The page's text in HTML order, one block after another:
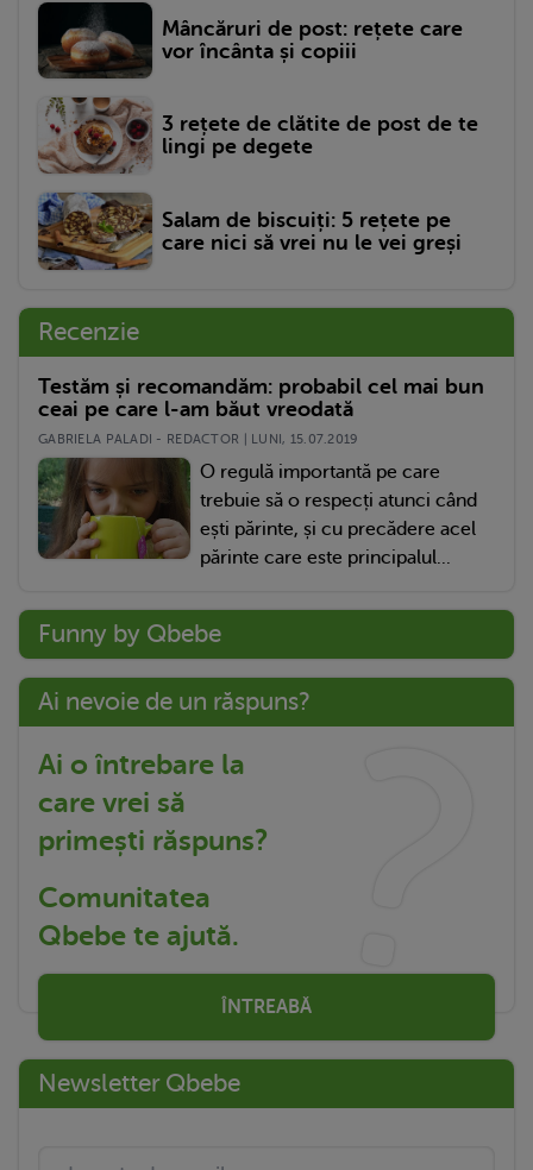
Mâncăruri de post: rețete care
vor încânta și copiii
3 rețete de clătite de post de te
lingi pe degete
Salam de biscuiți: 5 rețete pe
care nici să vrei nu le vei greși
Recenzie
Testăm și recomandăm: probabil cel mai bun
ceai pe care l-am băut vreodată
GABRIELA PALADI - REDACTOR | LUNI, 15.07.2019
O regulă importantă pe care
trebuie să o respecți atunci când
ești părinte, și cu precădere acel
părinte care este principalul...
Funny by Qbebe
Ai nevoie de un răspuns?
Ai o întrebare la
care vrei să
primești răspuns?
Comunitatea
Qbebe te ajută.
ÎNTREABĂ
Newsletter Qbebe